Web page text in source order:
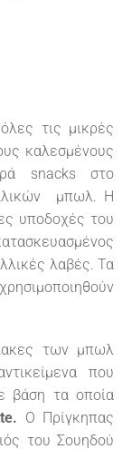
τις μικρές
καλεσμένους
snacks στο
μπωλ. Η
υποδοχές του
λαβές. Τα
των μπωλ
που
βάση τα οποία
Ο Πρίγκηπας
του Σουηδού